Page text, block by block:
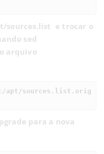
sources.list e trocar o
sed
arquivo
apt/sources.list.orig
para a nova